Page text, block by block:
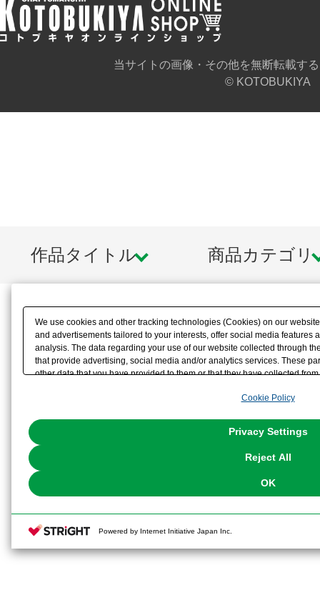
当サイトの画像・その他を無断転載す
© KOTOBUKIYA
作品タイトル 商品カテゴリ
We use cookies and other tracking technologies (Cookies) on our
and advertisements tailored to your interests, offer social media features
analysis. The data regarding your use of our website collected through
that provide advertising, social media and/or analytics services. These
other data that you have provided to them or that they have collected
the use of all Cookies except for Strictly Necessary Cookies, please
You can change your consent or rejection settings at any time via
Cookie Policy
Privacy Settings
Reject All
OK
Powered by Internet Initiative Japan Inc.